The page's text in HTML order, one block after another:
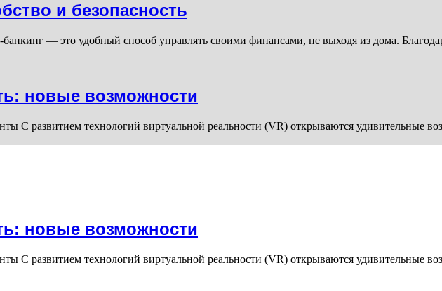
и безопасность
банкинг — это удобный способ управлять своими финансами, не выходя из дома.
новые возможности
С развитием технологий виртуальной реальности (VR) открываются удивительные
новые возможности
С развитием технологий виртуальной реальности (VR) открываются удивительные